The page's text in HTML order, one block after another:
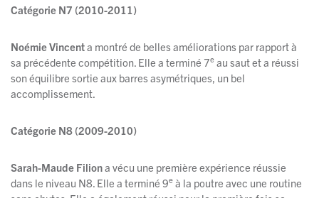
Catégorie N7 (2010-2011)
Noémie Vincenta montré de belles améliorations par rapport à
sa précédente compétition. Elle a terminé 7e au saut et a réussi
son équilibre sortie aux barres asymétriques, un bel
accomplissement.
Catégorie N8 (2009-2010)
Sarah-Maude Filiona vécu une première expérience réussie
dans le niveau N8. Elle a terminé 9e à la poutre avec une routine